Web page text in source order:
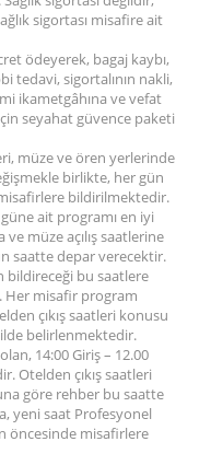
sigortası misafire ait
ödeyerek, bagaj kaybı,
tedavi, sigortalının nakli,
ikametgâhına ve vefat
seyahat güvence paketi
müze ve ören yerlerinde
birlikte, her gün
bildirilmektedir.
ait programı en iyi
müze açılış saatlerine
saatte depar verecektir.
bildireceği bu saatlere
Her misafir program
çıkış saatleri konusu
belirlenmektedir.
14:00 Giriş – 12.00
Otelden çıkış saatleri
göre rehber bu saatte
yeni saat Profesyonel
öncesinde misafirlere